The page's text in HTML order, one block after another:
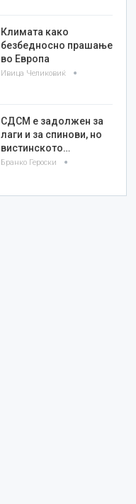
Климата како
безбедносно прашање
во Европа
Ивица Челиковиќ
СДСМ е задолжен за
лаги и за спинови, но
вистинското…
Бранко Героски